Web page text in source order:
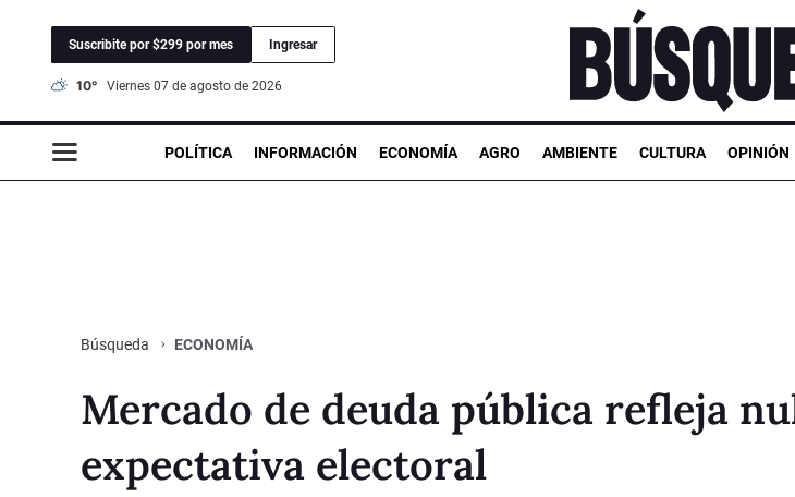
Suscribite por $299 por mes Ingresar
10° viernes 07 de agosto de 2026
POLÍTICA INFORMACIÓN ECONOMÍA AGRO AMBIENTE CULTURA OPINIÓN
Búsqueda ECONOMÍA
Mercado de deuda pública refleja
expectativa electoral